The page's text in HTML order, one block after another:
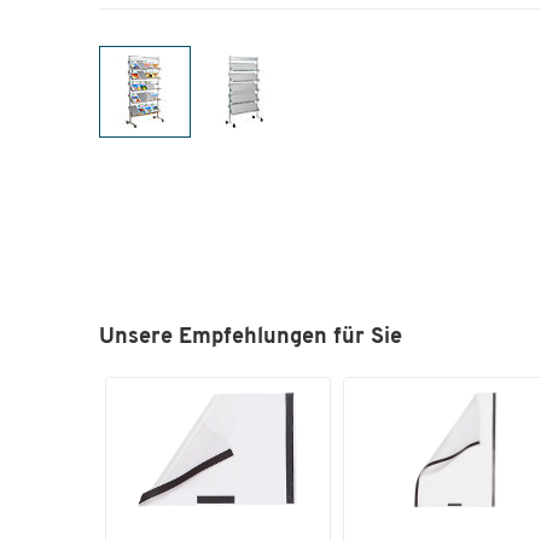
Unsere Empfehlungen für Sie